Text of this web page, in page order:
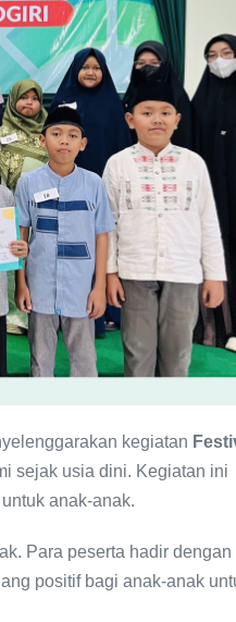
kegiatan
sejak usia dini. Kegiatan ini
anak-anak.
Para peserta hadir dengan
positif bagi anak-anak